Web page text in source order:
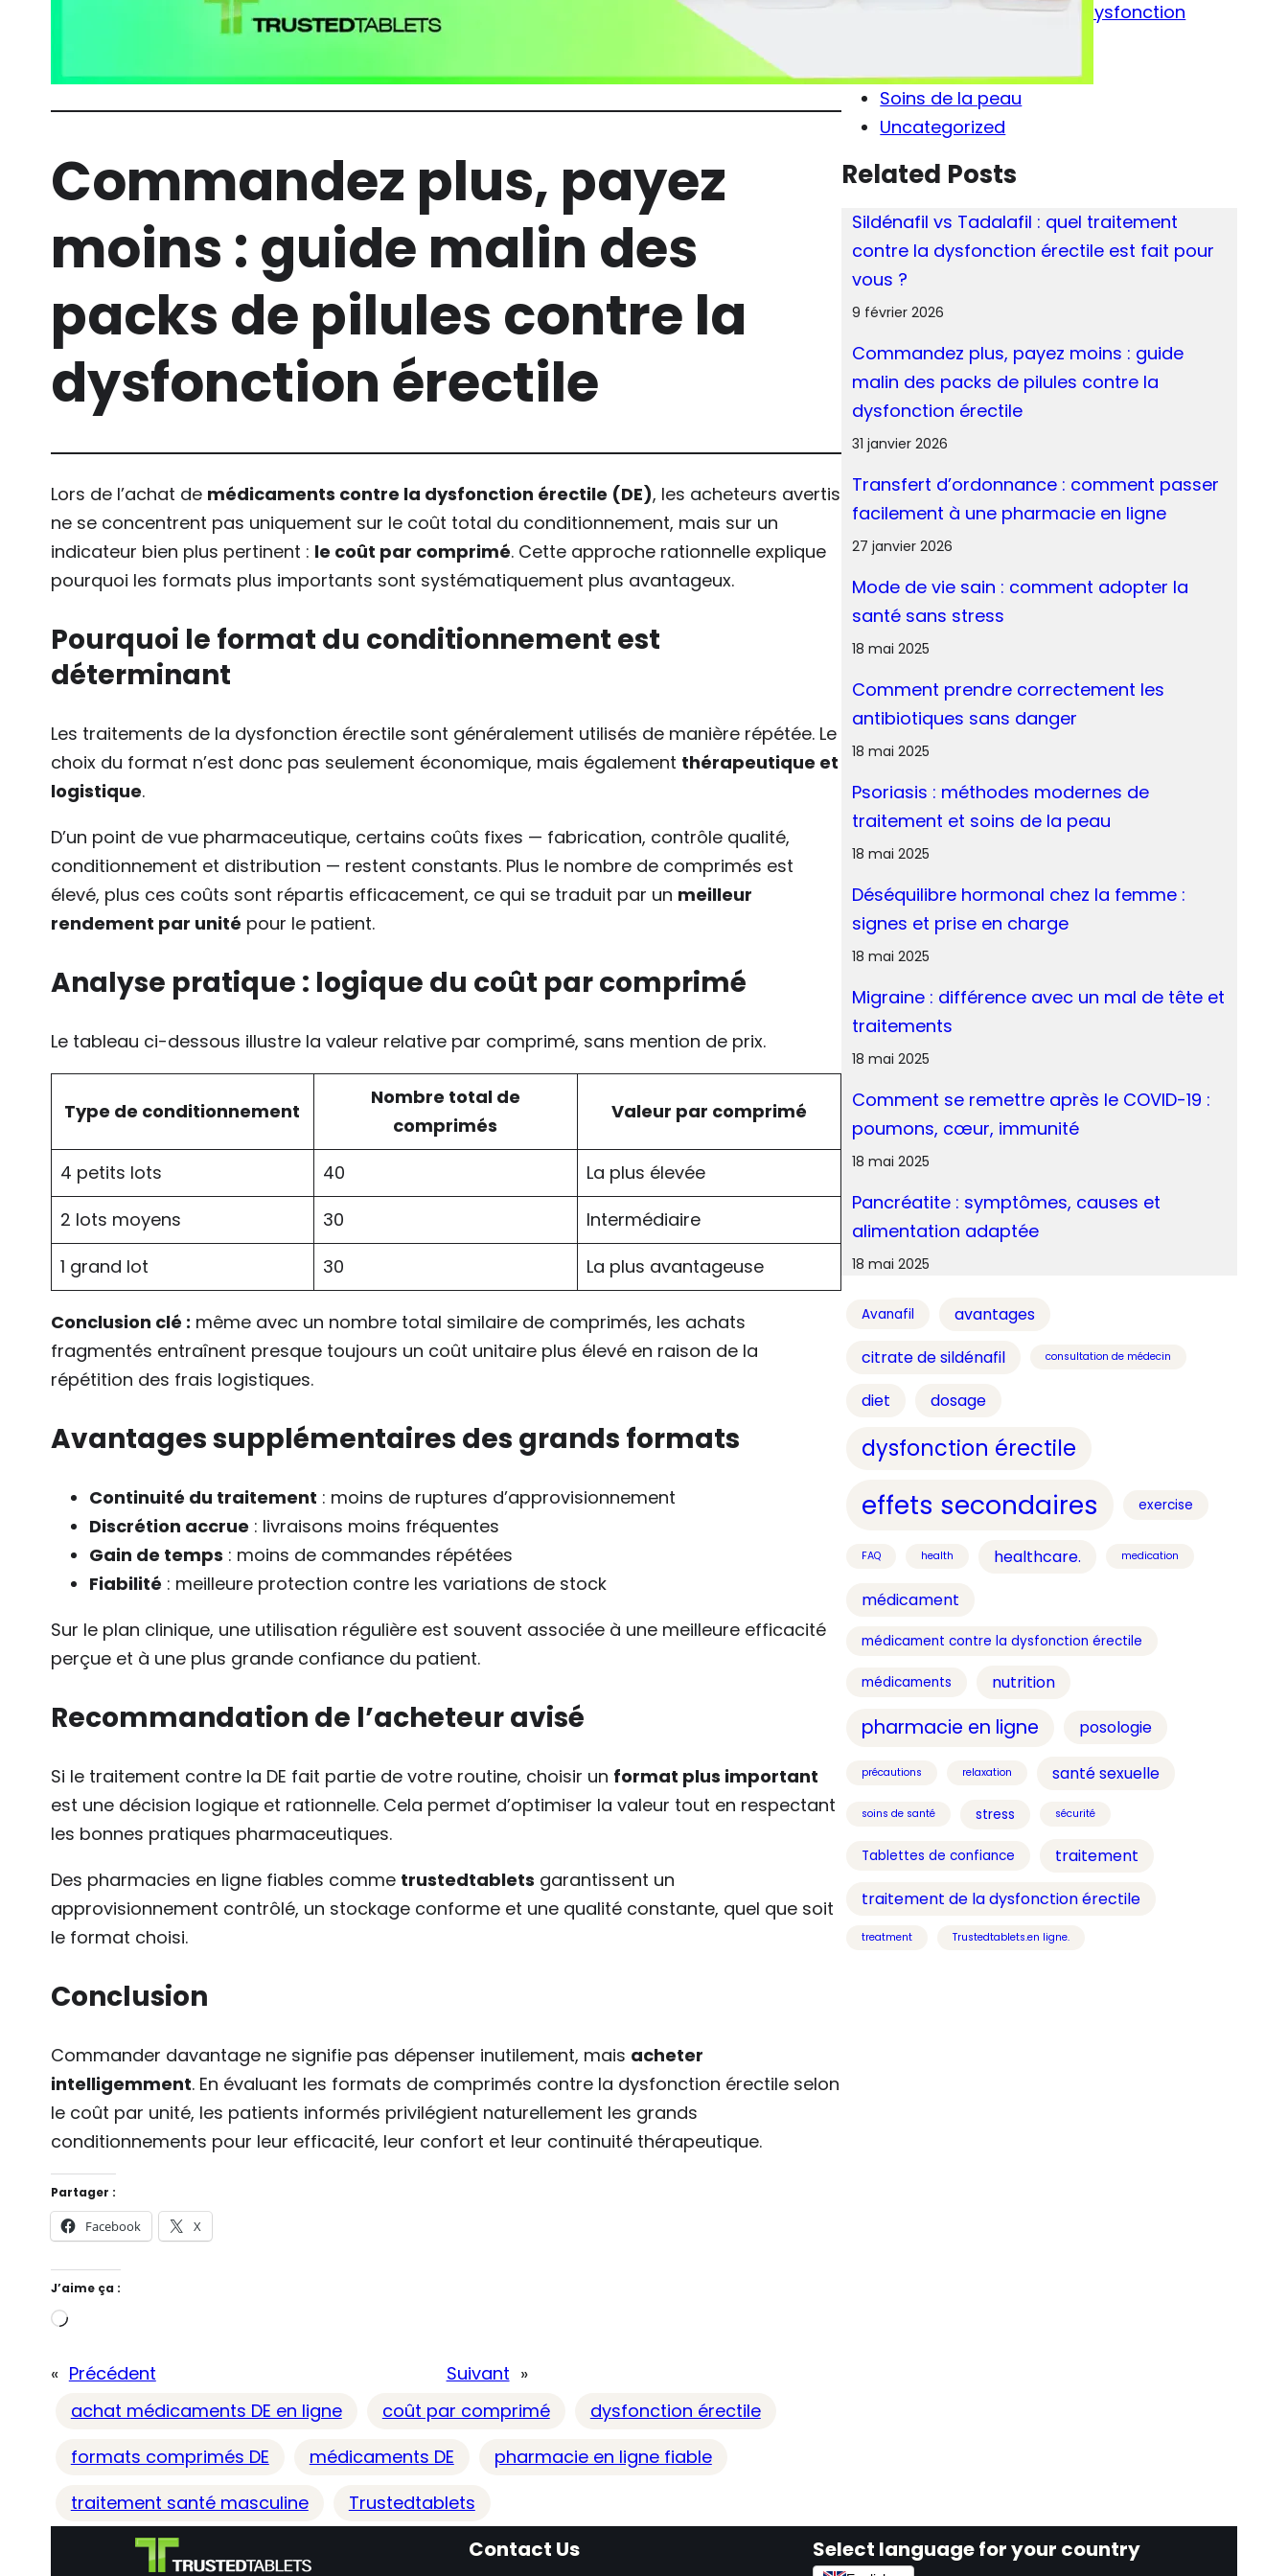
Commandez plus, payez
moins : guide malin des
packs de pilules contre la
dysfonction érectile
Lors de l’achat de médicaments contre la dysfonction érectile (DE), les acheteurs avertis
ne se concentrent pas uniquement sur le coût total du conditionnement, mais sur un
indicateur bien plus pertinent : le coût par comprimé. Cette approche rationnelle explique
pourquoi les formats plus importants sont systématiquement plus avantageux.
Pourquoi le format du conditionnement est
déterminant
Les traitements de la dysfonction érectile sont généralement utilisés de manière répétée. Le
choix du format n’est donc pas seulement économique, mais également thérapeutique et
logistique.
D’un point de vue pharmaceutique, certains coûts fixes — fabrication, contrôle qualité,
conditionnement et distribution — restent constants. Plus le nombre de comprimés est
élevé, plus ces coûts sont répartis efficacement, ce qui se traduit par un meilleur
rendement par unité pour le patient.
Analyse pratique : logique du coût par comprimé
Le tableau ci-dessous illustre la valeur relative par comprimé, sans mention de prix.
Type de conditionnement
Nombre total de
comprimés
Valeur par comprimé
4 petits lots 40
La plus élevée
2 lots moyens
30
Intermédiaire
1 grand lot
30 La plus avantageuse
Conclusion clé : même avec un nombre total similaire de comprimés, les achats
fragmentés entraînent presque toujours un coût unitaire plus élevé en raison de la
répétition des frais logistiques.
Avantages supplémentaires des grands formats
Continuité du traitement : moins de ruptures d’approvisionnement
Discrétion accrue : livraisons moins fréquentes
Gain de temps : moins de commandes répétées
Fiabilité : meilleure protection contre les variations de stock
Sur le plan clinique, une utilisation régulière est souvent associée à une meilleure efficacité
perçue et à une plus grande confiance du patient.
Recommandation de l’acheteur avisé
Si le traitement contre la DE fait partie de votre routine, choisir un format plus important
est une décision logique et rationnelle. Cela permet d’optimiser la valeur tout en respectant
les bonnes pratiques pharmaceutiques.
Des pharmacies en ligne fiables comme trustedtablets garantissent un
approvisionnement contrôlé, un stockage conforme et une qualité constante, quel que soit
le format choisi.
Conclusion
Commander davantage ne signifie pas dépenser inutilement, mais acheter
intelligemment. En évaluant les formats de comprimés contre la dysfonction érectile selon
le coût par unité, les patients informés privilégient naturellement les grands
conditionnements pour leur efficacité, leur confort et leur continuité thérapeutique.
Partager :
Facebook X
J’aime ça :
C
a
r
e
m
e
« Précédent Suivant »
achat médicaments DE en ligne
coût par comprimé
dysfonction érectile
formats comprimés DE
médicaments DE
pharmacie en ligne fiable
traitement santé masculine
Trustedtablets
Médicaments contre la dysfonction
Soins de la peau
Uncategorized
Related Posts
Sildénafil vs Tadalafil : quel traitement
contre la dysfonction érectile est fait pour
vous ?
9 février 2026
Commandez plus, payez moins : guide
malin des packs de pilules contre la
dysfonction érectile
31 janvier 2026
Transfert d’ordonnance : comment passer
facilement à une pharmacie en ligne
27 janvier 2026
Mode de vie sain : comment adopter la
santé sans stress
18 mai 2025
Comment prendre correctement les
antibiotiques sans danger
18 mai 2025
Psoriasis : méthodes modernes de
traitement et soins de la peau
18 mai 2025
Déséquilibre hormonal chez la femme :
signes et prise en charge
18 mai 2025
Migraine : différence avec un mal de tête et
traitements
18 mai 2025
Comment se remettre après le COVID-19 :
poumons, cœur, immunité
18 mai 2025
Pancréatite : symptômes, causes et
alimentation adaptée
18 mai 2025
Avanafil
avantages
citrate de sildénafil
consultation de médecin
diet dosage
dysfonction érectile
effets secondaires exercise
FAQ health healthcare. medication
médicament
médicament contre la dysfonction érectile
médicaments nutrition
pharmacie en ligne posologie
précautions relaxation santé sexuelle
soins de santé stress sécurité
Tablettes de confiance
traitement
traitement de la dysfonction érectile
treatment Trustedtablets.en ligne.
Contact Us Select language for your country